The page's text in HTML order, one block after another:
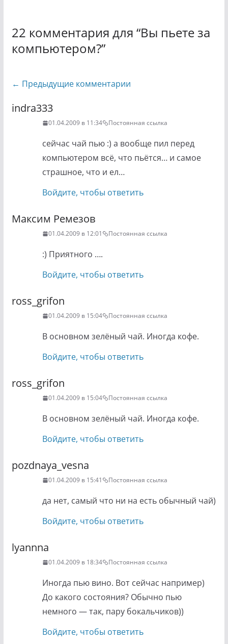
22 комментария для “Вы пьете за
компьютером?”
Навигация
комментариям
← Предыдущие комментарии
indra333
01.04.2009 в 11:34 Постоянная ссылка
сейчас чай пью :) а вообще пил перед
компьютером всё, что пьётся… и самое
страшное, что и ел…
Войдите, чтобы ответить
Максим Ремезов
01.04.2009 в 12:01 Постоянная ссылка
:) Приятного ….
Войдите, чтобы ответить
ross_grifon
01.04.2009 в 15:04 Постоянная ссылка
В основном зелёный чай. Иногда кофе.
Войдите, чтобы ответить
ross_grifon
01.04.2009 в 15:04 Постоянная ссылка
В основном зелёный чай. Иногда кофе.
Войдите, чтобы ответить
pozdnaya_vesna
01.04.2009 в 15:41 Постоянная ссылка
да нет, самый что ни на есть обычный чай)
Войдите, чтобы ответить
lyannna
01.04.2009 в 18:34 Постоянная ссылка
Иногда пью вино. Вот сейчас например)
До какого состояния? Обычно пью
немного — так, пару бокальчиков))
Войдите, чтобы ответить